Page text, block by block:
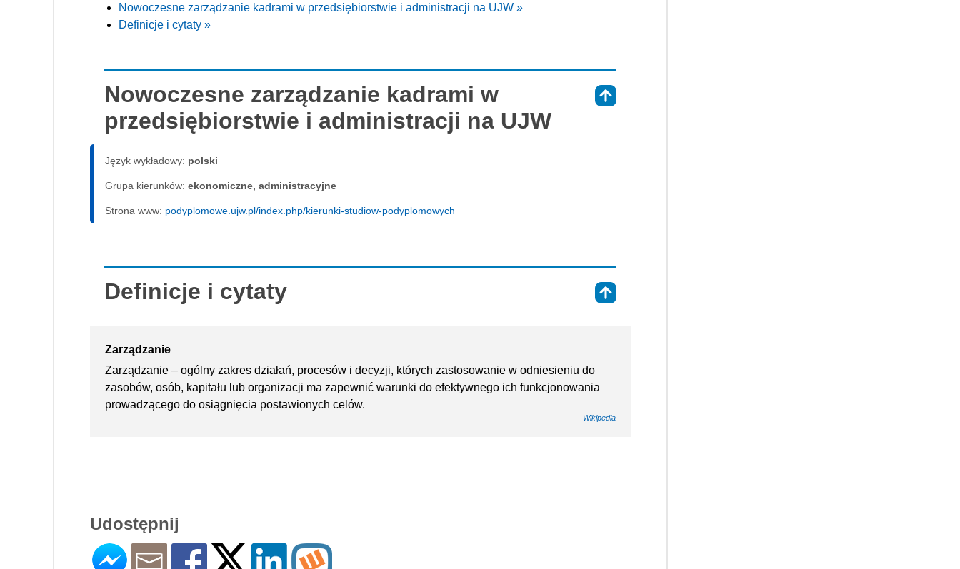
Nowoczesne zarządzanie kadrami w przedsiębiorstwie i administracji na UJW »
Definicje i cytaty »
Nowoczesne zarządzanie kadrami w
przedsiębiorstwie i administracji na UJW
Język wykładowy: polski
Grupa kierunków: ekonomiczne, administracyjne
Strona www: podyplomowe.ujw.pl/index.php/kierunki-studiow-podyplomowych
Definicje i cytaty
Zarządzanie
Zarządzanie – ogólny zakres działań, procesów i decyzji, których zastosowanie w odniesieniu do
zasobów, osób, kapitału lub organizacji ma zapewnić warunki do efektywnego ich funkcjonowania
prowadzącego do osiągnięcia postawionych celów.
Wikipedia
Udostępnij